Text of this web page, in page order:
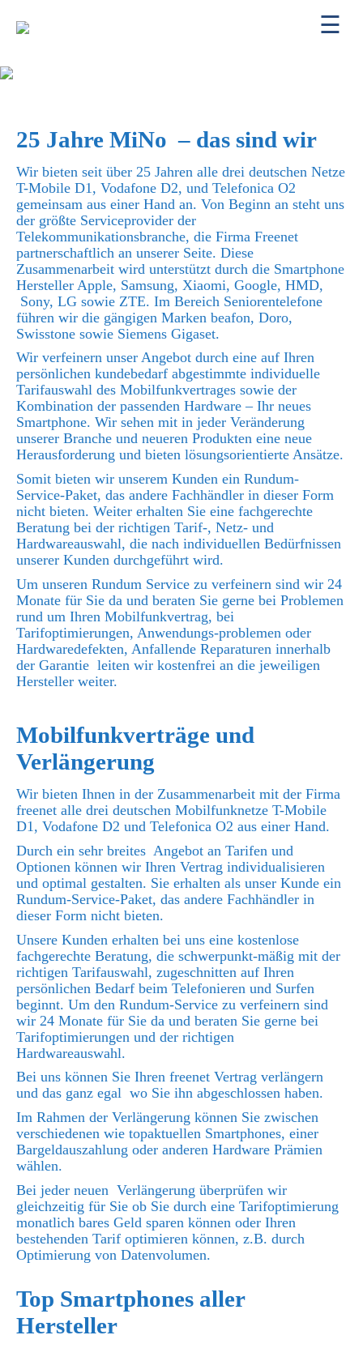
25 Jahre MiNo – das sind wir
Wir bieten seit über 25 Jahren alle drei deutschen Netze
T-Mobile D1, Vodafone D2, und Telefonica O2
gemeinsam aus einer Hand an. Von Beginn an steht uns
der größte Serviceprovider der
Telekommunikationsbranche, die Firma Freenet
partnerschaftlich an unserer Seite. Diese
Zusammenarbeit wird unterstützt durch die Smartphone
Hersteller Apple, Samsung, Xiaomi, Google, HMD,
Sony, LG sowie ZTE. Im Bereich Seniorentelefone
führen wir die gängigen Marken beafon, Doro,
Swisstone sowie Siemens Gigaset.
Wir verfeinern unser Angebot durch eine auf Ihren
persönlichen kundebedarf abgestimmte individuelle
Tarifauswahl des Mobilfunkvertrages sowie der
Kombination der passenden Hardware – Ihr neues
Smartphone. Wir sehen mit in jeder Veränderung
unserer Branche und neueren Produkten eine neue
Herausforderung und bieten lösungsorientierte Ansätze.
Somit bieten wir unserem Kunden ein Rundum-
Service-Paket, das andere Fachhändler in dieser Form
nicht bieten. Weiter erhalten Sie eine fachgerechte
Beratung bei der richtigen Tarif-, Netz- und
Hardwareauswahl, die nach individuellen Bedürfnissen
unserer Kunden durchgeführt wird.
Um unseren Rundum Service zu verfeinern sind wir 24
Monate für Sie da und beraten Sie gerne bei Problemen
rund um Ihren Mobilfunkvertrag, bei
Tarifoptimierungen, Anwendungs-problemen oder
Hardwaredefekten, Anfallende Reparaturen innerhalb
der Garantie leiten wir kostenfrei an die jeweiligen
Hersteller weiter.
Mobilfunkverträge und
Verlängerung
Wir bieten Ihnen in der Zusammenarbeit mit der Firma
freenet alle drei deutschen Mobilfunknetze T-Mobile
D1, Vodafone D2 und Telefonica O2 aus einer Hand.
Durch ein sehr breites Angebot an Tarifen und
Optionen können wir Ihren Vertrag individualisieren
und optimal gestalten. Sie erhalten als unser Kunde ein
Rundum-Service-Paket, das andere Fachhändler in
dieser Form nicht bieten.
Unsere Kunden erhalten bei uns eine kostenlose
fachgerechte Beratung, die schwerpunkt-mäßig mit der
richtigen Tarifauswahl, zugeschnitten auf Ihren
persönlichen Bedarf beim Telefonieren und Surfen
beginnt. Um den Rundum-Service zu verfeinern sind
wir 24 Monate für Sie da und beraten Sie gerne bei
Tarifoptimierungen und der richtigen
Hardwareauswahl.
Bei uns können Sie Ihren freenet Vertrag verlängern
und das ganz egal wo Sie ihn abgeschlossen haben.
Im Rahmen der Verlängerung können Sie zwischen
verschiedenen wie topaktuellen Smartphones, einer
Bargeldauszahlung oder anderen Hardware Prämien
wählen.
Bei jeder neuen Verlängerung überprüfen wir
gleichzeitig für Sie ob Sie durch eine Tarifoptimierung
monatlich bares Geld sparen können oder Ihren
bestehenden Tarif optimieren können, z.B. durch
Optimierung von Datenvolumen.
Top Smartphones aller
Hersteller